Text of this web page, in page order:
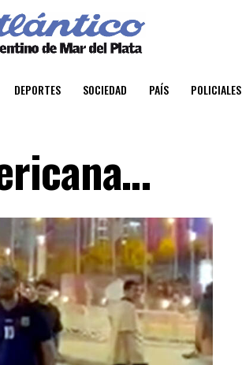
DEPORTES SOCIEDAD PAÍS POLICIALES